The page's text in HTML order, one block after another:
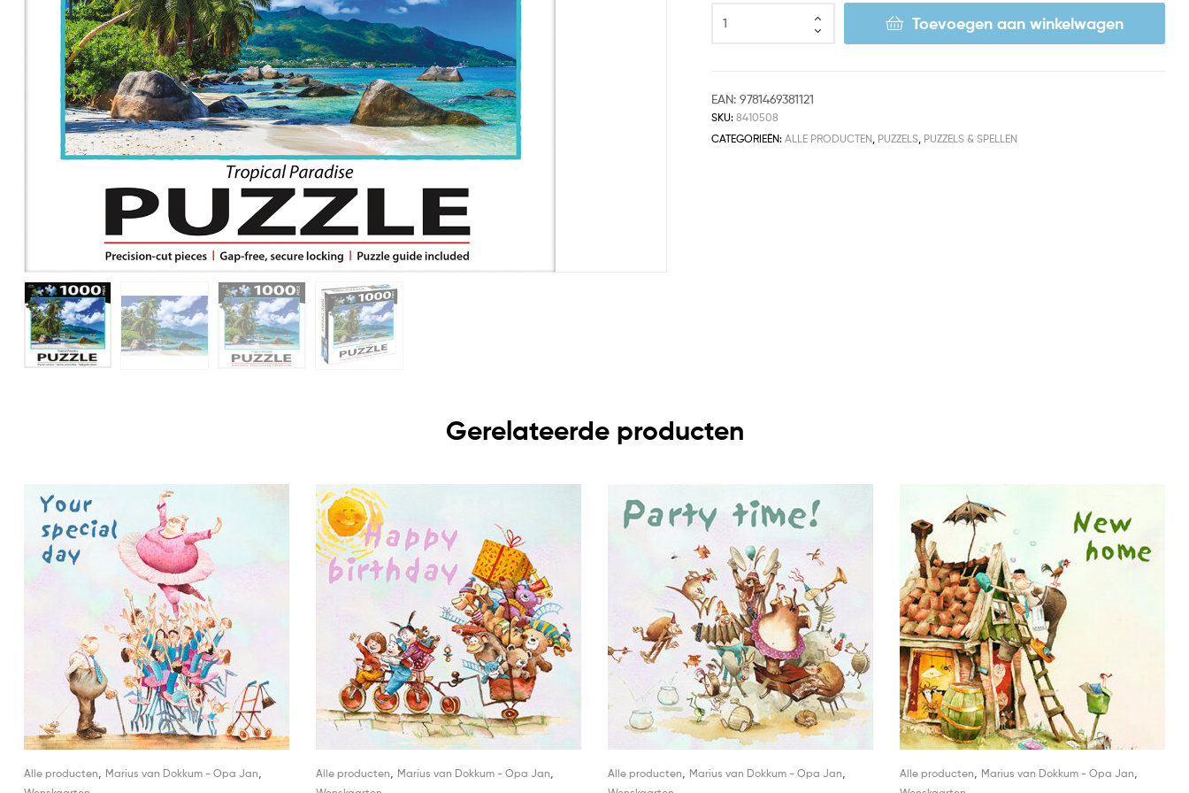
Toevoegen aan winkelwagen
EAN:9781469381121
SKU:8410508
CATEGORIEËN:ALLE PRODUCTEN PUZZELS PUZZELS & SPELLEN
Gerelateerde producten
Alle producten, Marius van Dokkum - Opa Jan, Alle producten, Marius van Dokkum - Opa Jan, Alle producten, Marius van Dokkum - Opa Jan, Alle producten, Marius van Dokkum - Opa Jan,